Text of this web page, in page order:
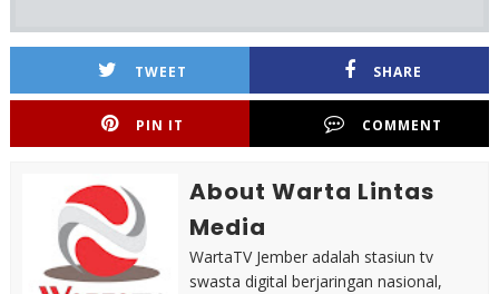
TWEET SHARE
PIN IT COMMENT
About Warta Lintas
Media
WartaTV Jember adalah stasiun tv
swasta digital berjaringan nasional,